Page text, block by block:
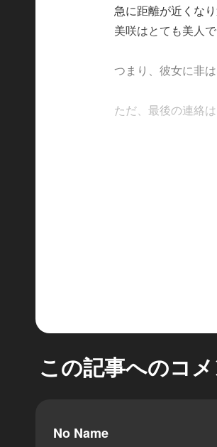
急に距離が近くな
美咲はとても美人
つまり、彼女に非は
ただ、最後の連絡
この記事へのコ
No Name